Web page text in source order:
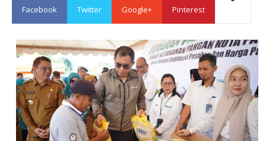
Facebook Twitter Google+ Pinterest